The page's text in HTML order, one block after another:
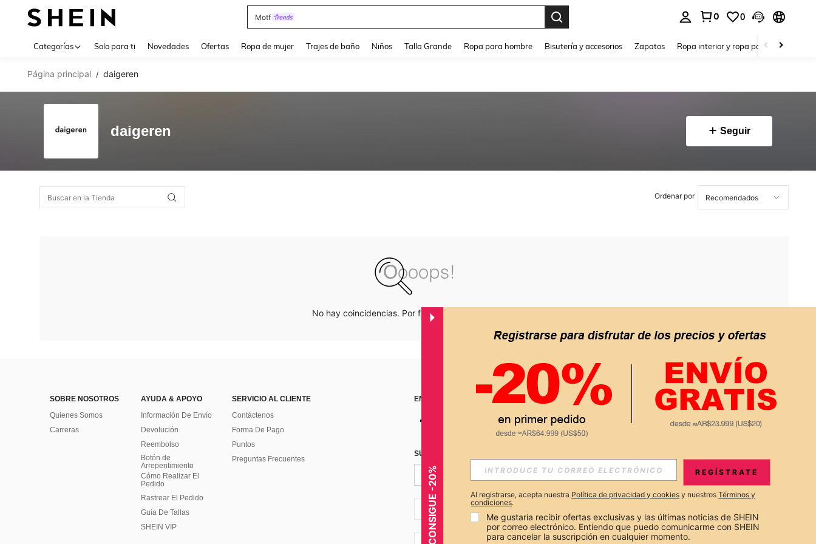
Motf
0 0
Categorías Solo para ti Novedades Ofertas Ropa de mujer Trajes de baño Niños Talla Grande Ropa para hombre Bisutería y accesorios Zapatos Ropa interior y ropa para dormir
Página principal / daigeren
daigeren Seguir
Ordenar por
No hay coincidencias. Por favor inténtalo de nuevo.
SOBRE NOSOTROS
Quienes Somos
Carreras
AYUDA & APOYO
Información De Envío
Devolución
Reembolso
Botón de
Arrepentimiento
Cómo Realizar El
Pedido
Rastrear El Pedido
Guía De Tallas
SHEIN VIP
SERVICIO AL CLIENTE
Contáctenos
Forma De Pago
Puntos
Preguntas Frecuentes
ENCUÉNTRANOS EN APP
SUSCRÍBETE PARA RECIBIR OFERTAS EXCLUSIVAS, PROMOCIONES Y NOTICIAS DE SHEIN
Suscribir
AR + 54
CONSIGUE -20% REGÍSTRATE
Al registrarse, acepta nuestra Política de privacidad y cookies y nuestros Términos y
condiciones.
Me gustaría recibir ofertas exclusivas y las últimas noticias de SHEIN
por correo electrónico. Entiendo que puedo comunicarme con SHEIN
para cancelar la suscripción en cualquier momento.